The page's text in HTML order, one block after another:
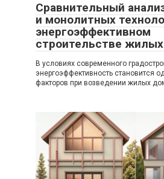
Сравнительный
и монолитных
энергоэффективном
строительстве
В условиях современного
энергоэффективность становится
факторов при возведении жилых